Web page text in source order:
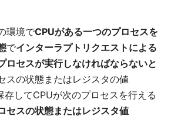
環境でCPUがある一つのプロセスを
でインターラプトリクエストによる
ロセスが実行しなければならないと
スの状態またはレジスタの値
存してCPUが次のプロセスを行える
セスの状態またはレジスタ値